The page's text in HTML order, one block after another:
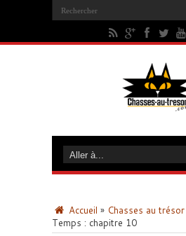
Accueil » Chasses au trésor
Temps : chapitre 10